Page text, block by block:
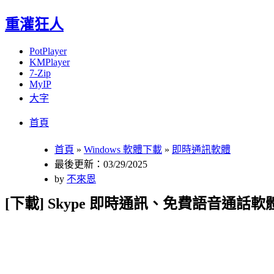
重灌狂人
PotPlayer
KMPlayer
7-Zip
MyIP
大字
首頁
首頁 » Windows 軟體下載 » 即時通訊軟體
最後更新：03/29/2025
by 不來恩
[下載] Skype 即時通訊、免費語音通話軟